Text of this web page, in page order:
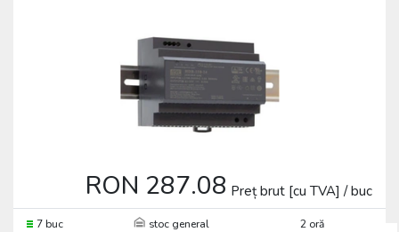
RON 287.08 Preț brut [cu TVA] / buc
7 buc stoc general
2 oră